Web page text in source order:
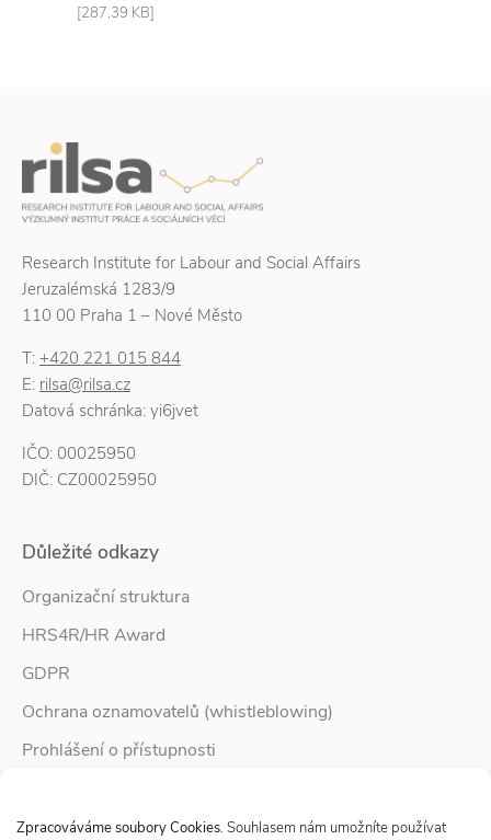
Zpracováváme soubory Cookies. Souhlasem nám umožníte používat
[287,39 KB]
Research Institute for Labour and Social Affairs
Jeruzalémská 1283/9
110 00 Praha 1 – Nové Město
T: +420 221 015 844
E: rilsa@rilsa.cz
Datová schránka: yi6jvet
IČO: 00025950
DIČ: CZ00025950
Důležité odkazy
Organizační struktura
HRS4R/HR Award
GDPR
Ochrana oznamovatelů (whistleblowing)
Prohlášení o přístupnosti
Zpravodaj Rodina